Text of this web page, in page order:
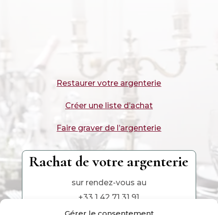
Restaurer votre argenterie
Créer une liste d’achat
Faire graver de l’argenterie
Rachat de votre argenterie
sur rendez-vous au
+33 1 42 71 31 91